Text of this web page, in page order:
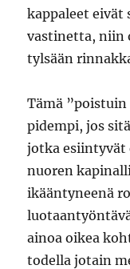
kappaleet eivät
vastinetta, niin
tylsään
Tämä
pidempi, jos
jotka esiintyvät
nuoren
ikääntyneenä
ainoa oikea
todella jotain